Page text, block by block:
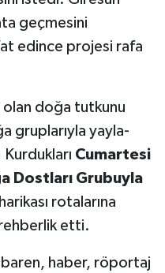
geçmesini
edince projesi rafa
olan doğa tutkunu
gruplarıyla yayla-
Cumartesi
Dostları Grubuyla
rotalarına
etti.
haber, röportaj